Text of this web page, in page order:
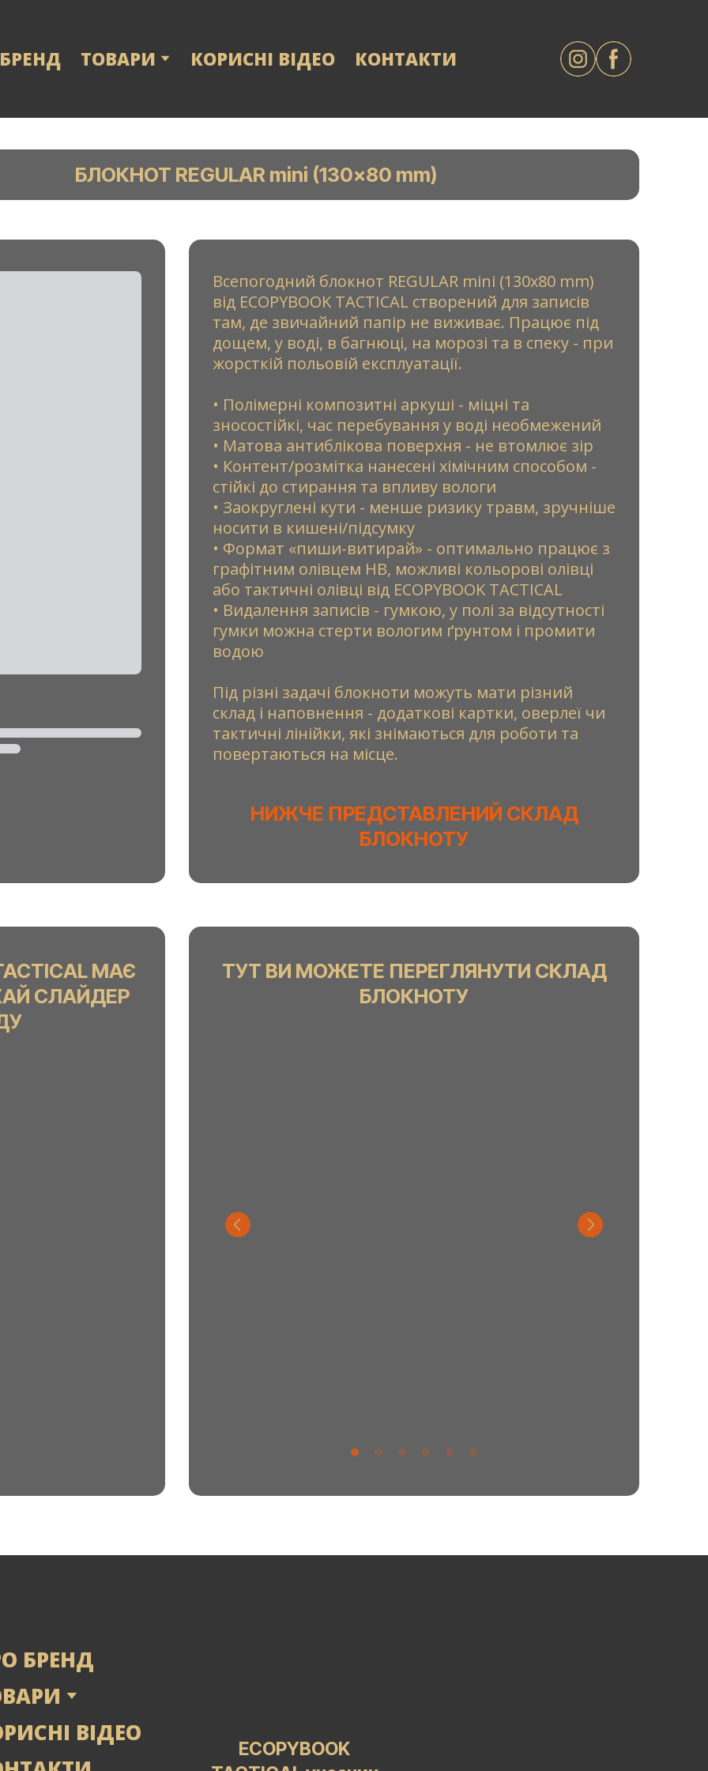
ТОВАРИ КОРИСНІ ВІДЕО КОНТАКТИ
БЛОКНОТ REGULAR mini (130x80 mm)
Всепогодний блокнот REGULAR mini (130x80 mm)
від ECOPYBOOK TACTICAL створений для записів
там, де звичайний папір не виживає. Працює під
дощем, у воді, в багнюці, на морозі та в спеку - при
жорсткій польовій експлуатації.
• Полімерні композитні аркуші - міцні та
зносостійкі, час перебування у воді необмежений
• Матова антиблікова поверхня - не втомлює зір
• Контент/розмітка нанесені хімічним способом -
стійкі до стирання та впливу вологи
• Заокруглені кути - менше ризику травм, зручніше
носити в кишені/підсумку
• Формат «пиши-витирай» - оптимально працює з
графітним олівцем HB, можливі кольорові олівці
або тактичні олівці від ECOPYBOOK TACTICAL
• Видалення записів - гумкою, у полі за відсутності
гумки можна стерти вологим ґрунтом і промити
водою
Під різні задачі блокноти можуть мати різний
склад і наповнення - додаткові картки, оверлеї чи
тактичні лінійки, які знімаються для роботи та
повертаються на місце.
НИЖЧЕ ПРЕДСТАВЛЕНИЙ СКЛАД
БЛОКНОТУ
МАЄ
СЛАЙДЕР
ТУТ ВИ МОЖЕТЕ ПЕРЕГЛЯНУТИ СКЛАД
БЛОКНОТУ
БРЕНД
ВІДЕО
ECOPYBOOK